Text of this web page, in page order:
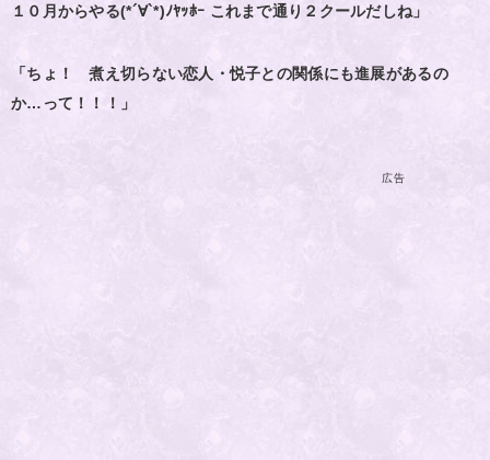
１０月からやる(*´∀`*)ﾉﾔｯﾎｰ これまで通り２クールだしね」
「ちょ！ 煮え切らない恋人・悦子との関係にも進展があるの
か…って！！！」
広告